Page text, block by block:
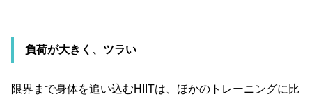
負荷が大きく、ツラい
限界まで身体を追い込むHIITは、ほかのトレーニングに比